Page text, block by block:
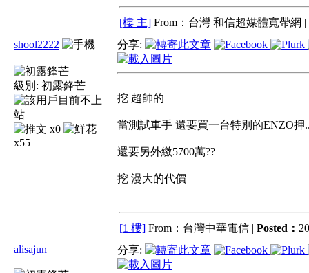
[樓 主] From：台灣 和信超媒體寬帶網 |
shool2222
級別: 初露鋒芒
x0
x55
分享:
挖 超帥的
當測試車手 還要買一台特別的ENZO押
還要另外繳5700萬??
挖 漫大的代價
[1 樓] From：台灣中華電信 | Posted：
alisajun
分享: